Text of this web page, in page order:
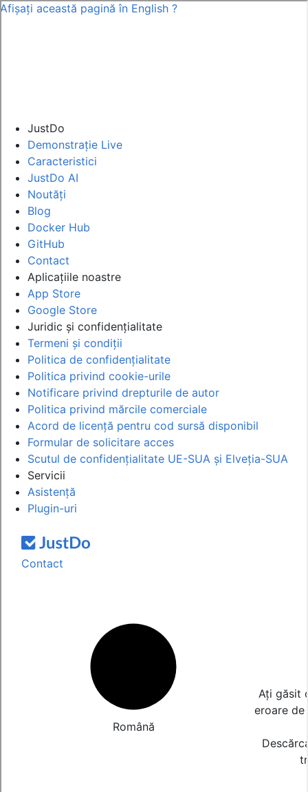
Afișați această pagină în English ?
JustDo
Demonstrație Live
Caracteristici
JustDo AI
Noutăți
Blog
Docker Hub
GitHub
Contact
Aplicațiile noastre
App Store
Google Store
Juridic și confidențialitate
Termeni și condiții
Politica de confidențialitate
Politica privind cookie-urile
Notificare privind drepturile de autor
Politica privind mărcile comerciale
Acord de licență pentru cod sursă disponibil
Formular de solicitare acces
Scutul de confidențialitate UE-SUA și Elveția-SUA
Servicii
Asistență
Plugin-uri
Contact
Română
Ați găsit
eroare